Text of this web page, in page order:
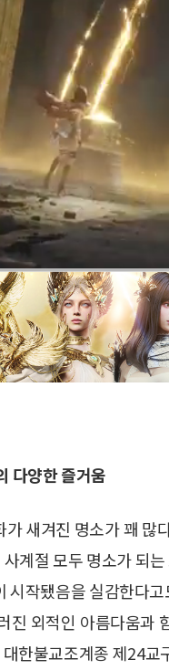
다양한 즐거움
새겨진 명소가 꽤 많
계절 모두 명소가 되
시작됐음을 실감한다
진 외적인 아름다움과
한불교조계종 제24